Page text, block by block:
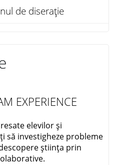
de diserație
EXPERIENCE
elevilor și
să investigheze probleme
știința prin